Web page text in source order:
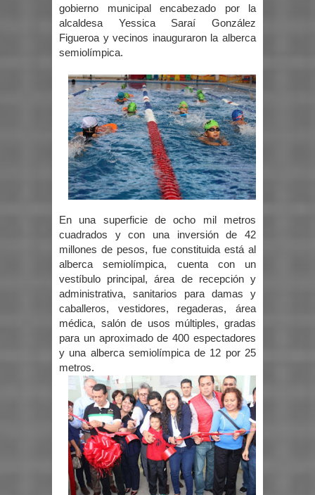
gobierno municipal encabezado por la
alcaldesa Yessica Saraí González
Figueroa y vecinos inauguraron la alberca
semiolímpica.
En una superficie de ocho mil metros
cuadrados y con una inversión de 42
millones de pesos, fue constituida está al
alberca semiolímpica, cuenta con un
vestíbulo principal, área de recepción y
administrativa, sanitarios para damas y
caballeros, vestidores, regaderas, área
médica, salón de usos múltiples, gradas
para un aproximado de 400 espectadores
y una alberca semiolímpica de 12 por 25
metros.